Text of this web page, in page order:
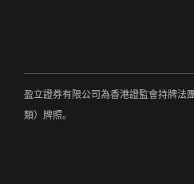
盈立證券有限公司為香港證監會持牌法
類）牌照。